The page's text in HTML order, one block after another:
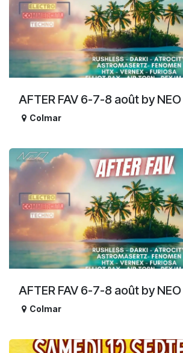
AFTER FAV 6-7-8 août by NEO
Colmar
AFTER FAV 6-7-8 août by NEO
Colmar